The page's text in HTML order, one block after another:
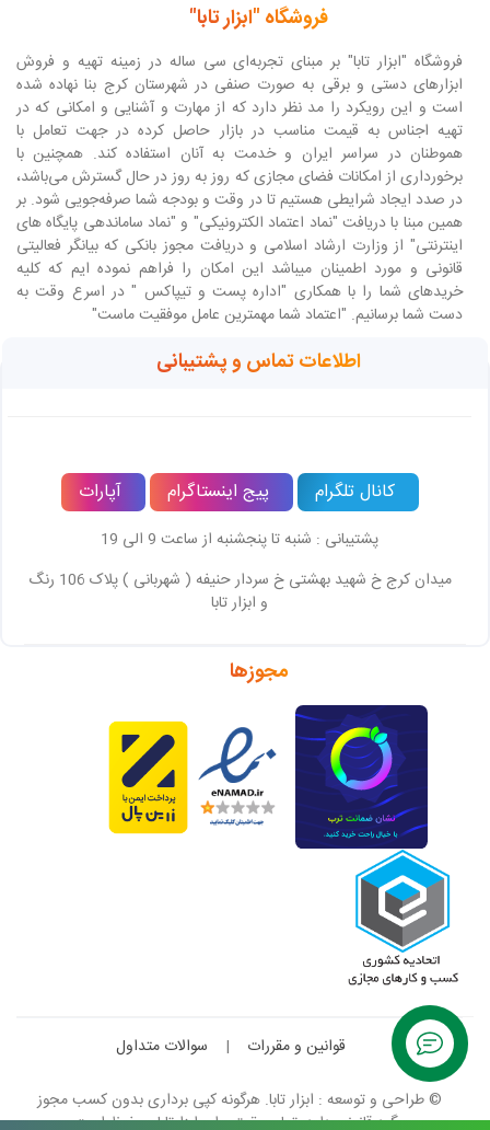
فروشگاه "ابزار تابا"
فروشگاه "ابزار تابا"بر مبنای تجربه‌ای سی ساله در زمینه تهیه و فروش
ابزارهای دستی و برقی به صورت صنفی در شهرستان کرج بنا نهاده شده
است و این رویکرد را مد نظر دارد که از مهارت و آشنایی و امکانی که در
تهیه اجناس به قیمت مناسب در بازار حاصل کرده در جهت تعامل با
هموطنان در سراسر ایران و خدمت به آنان استفاده کند. همچنین با
برخورداری از امکانات فضای مجازی که روز به روز در حال گسترش می‌باشد،
در صدد ایجاد شرایطی هستیم تا در وقت و بودجه شما صرفه‌جویی شود. بر
همین مبنا با دریافت "نماد اعتماد الکترونیکی" و "نماد ساماندهی پایگاه های
اینترنتی" از وزارت ارشاد اسلامی و دریافت مجوز بانکی که بیانگر فعالیتی
قانونی و مورد اطمینان میباشد این امکان را فراهم نموده ایم که کلیه
خریدهای شما را با همکاری "اداره پست و تیپاکس " در اسرع وقت به
دست شما برسانیم. "اعتماد شما مهمترین عامل موفقیت ماست"
اطلاعات تماس و پشتیبانی
کانال تلگرام پیج اینستاگرام آپارات
پشتیبانی : شنبه تا پنجشنبه از ساعت 9 الی 19
میدان کرج خ شهید بهشتی خ سردار حنیفه ( شهربانی ) پلاک 106 رنگ
و ابزار تابا
مجوزها
قوانین و مقررات | سوالات متداول
© طراحی و توسعه : ابزار تابا. هرگونه کپی برداری بدون کسب مجوز
پیگرد قانونی دارد. تمام حقوق برای ابزارتابا محفوظ است.